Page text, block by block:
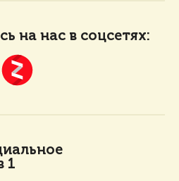
на нас в соцсетях:
1